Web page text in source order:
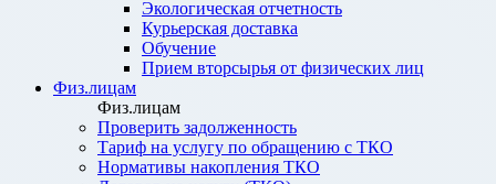
Экологическая отчетность
Курьерская доставка
Обучение
Прием вторсырья от физических лиц
Физ.лицам
Физ.лицам
Проверить задолженность
Тариф на услугу по обращению с ТКО
Нормативы накопления ТКО